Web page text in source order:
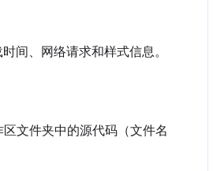
间、网络请求和样式信息。
文件夹中的源代码（文件名